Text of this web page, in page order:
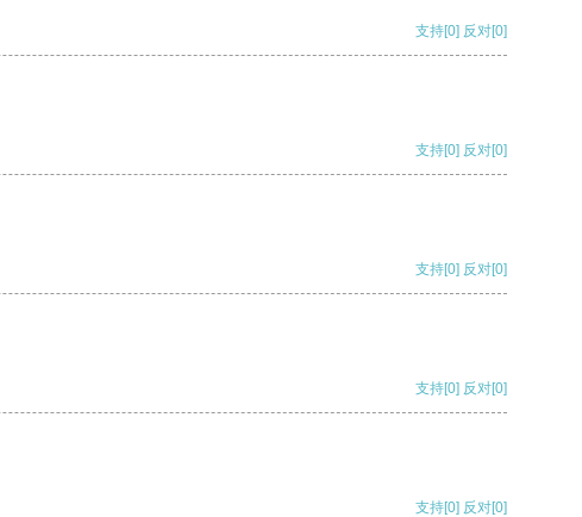
支持[0] 反对[0]
支持[0] 反对[0]
支持[0] 反对[0]
支持[0] 反对[0]
支持[0] 反对[0]